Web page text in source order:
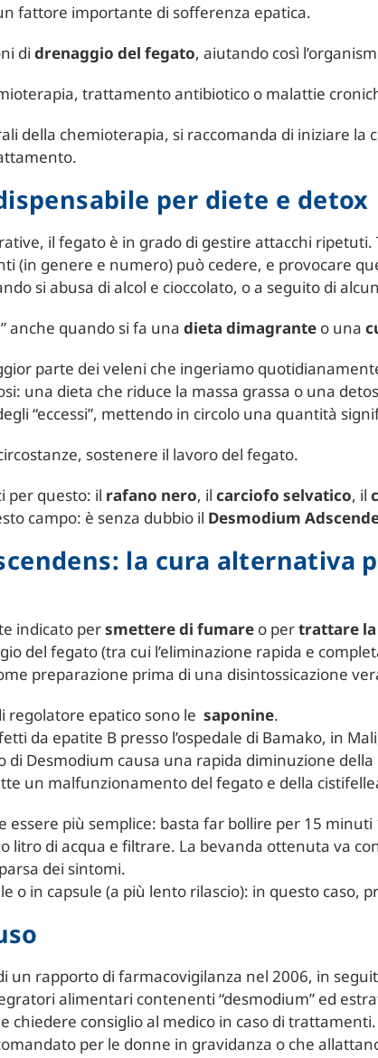
fattore importante di sofferenza epatica.
didrenaggio del fegato, aiutando così
trattamento antibiotico o malattie
della chemioterapia, si raccomanda di iniziare la
per diete e detox
il fegato è in grado di gestire attacchi
(in genere e numero) può cedere, e provocare
si abusa di alcol e cioccolato, o a seguito di
anche quando si fa unadieta dimagrante o una
parte dei veleni che ingeriamo
una dieta che riduce la massa grassa o una
“eccessi”, mettendo in circolo una quantità
sostenere il lavoro del fegato.
per questo: il rafano nero, ilcarciofo selvatico, il
campo: è senza dubbio il Desmodium
la cura alternativa
indicato persmettere di fumare o pertrattare la
del fegato (tra cui l’eliminazione rapida e
preparazione prima di una disintossicazione
regolatore epatico sono lesaponine.
da epatite B presso l’ospedale di Bamako, in
di Desmodium causa una rapida diminuzione
un malfunzionamento del fegato e della
essere più semplice: basta far bollire per 15
litro di acqua e filtrare. La bevanda ottenuta va
dei sintomi.
o in capsule (a più lento rilascio): in questo caso,
un rapporto di farmacovigilanza nel 2006, in
alimentari contenenti “desmodium” ed
chiedere consiglio al medico in caso di trattamenti.
per le donne in gravidanza o che